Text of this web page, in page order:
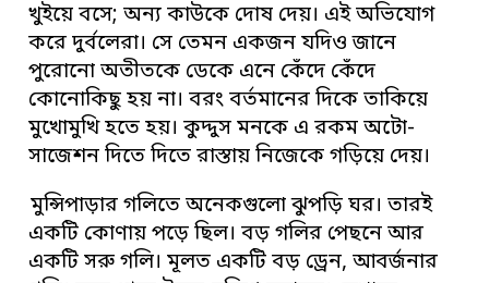
খুইয়ে বসে; অন্য কাউকে দোষ দেয়। এই অভিযোগ
করে দুর্বলেরা। সে তেমন একজন যদিও জানে
পুরোনো অতীতকে ডেকে এনে কেঁদে কেঁদে
কোনোকিছু হয় না। বরং বর্তমানের দিকে তাকিয়ে
মুখোমুখি হতে হয়। কুদ্দুস মনকে এ রকম অটো-
সাজেশন দিতে দিতে রাস্তায় নিজেকে গড়িয়ে দেয়।
মুন্সিপাড়ার গলিতে অনেকগুলো ঝুপড়ি ঘর। তারই
একটি কোণায় পড়ে ছিল। বড় গলির পেছনে আর
একটি সরু গলি। মূলত একটি বড় ড্রেন, আবর্জনার